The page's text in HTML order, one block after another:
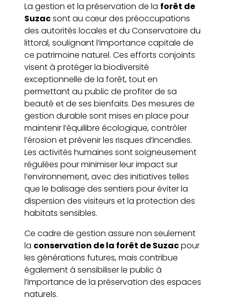
La gestion et la préservation de la forêt de
Suzacsont au cœur des préoccupations
des autorités locales et du Conservatoire du
littoral, soulignant l’importance capitale de
ce patrimoine naturel. Ces efforts conjoints
visent à protéger la biodiversité
exceptionnelle de la forêt, tout en
permettant au public de profiter de sa
beauté et de ses bienfaits. Des mesures de
gestion durable sont mises en place pour
maintenir l’équilibre écologique, contrôler
l’érosion et prévenir les risques d’incendies.
Les activités humaines sont soigneusement
régulées pour minimiser leur impact sur
l’environnement, avec des initiatives telles
que le balisage des sentiers pour éviter la
dispersion des visiteurs et la protection des
habitats sensibles.
Ce cadre de gestion assure non seulement
la conservation de la forêt de Suzacpour
les générations futures, mais contribue
également à sensibiliser le public à
l’importance de la préservation des espaces
naturels.